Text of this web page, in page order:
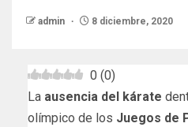
admin 8 diciembre, 2020
0 (0)
La ausencia del kárate
olímpico de los Juegos de